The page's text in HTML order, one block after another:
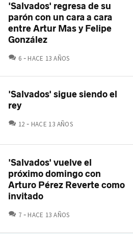
'Salvados' regresa de su
parón con un cara a cara
entre Artur Mas y Felipe
González
6 COMENTARIOS
HACE 13 AÑOS
'Salvados' sigue siendo el
rey
12 COMENTARIOS
HACE 13 AÑOS
'Salvados' vuelve el
próximo domingo con
Arturo Pérez Reverte como
invitado
7 COMENTARIOS
HACE 13 AÑOS